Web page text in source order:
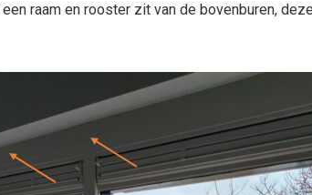
raam en rooster zit van de bovenburen,